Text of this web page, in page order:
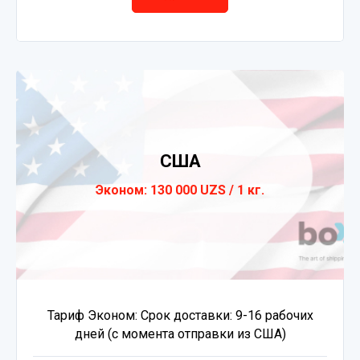
США
Эконом: 130 000 UZS / 1 кг.
Тариф Эконом: Срок доставки: 9-16 рабочих
дней (с момента отправки из США)